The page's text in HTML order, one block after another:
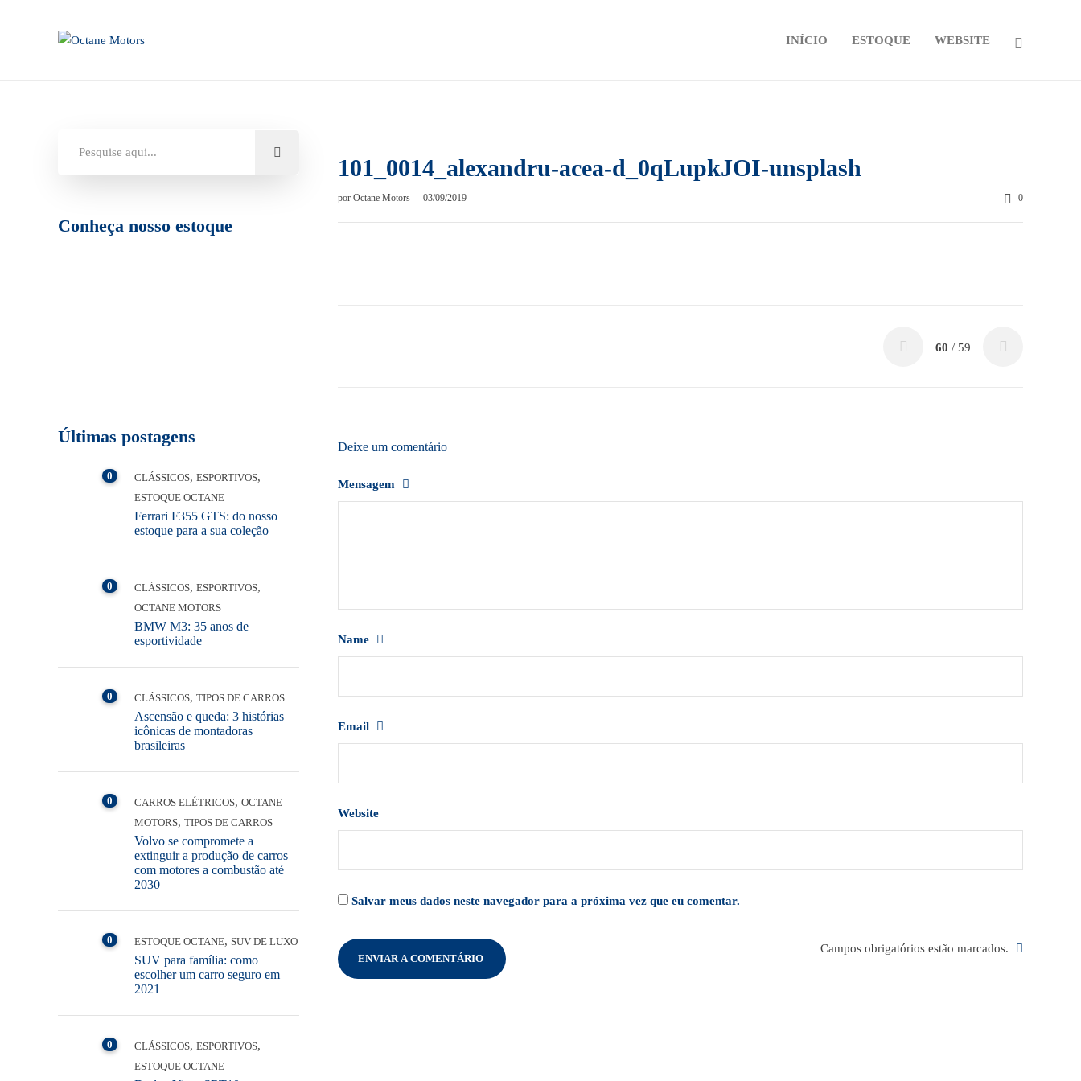
INÍCIO ESTOQUE WEBSITE
101_0014_alexandru-acea-d_0qLupkJOI-unsplash
por Octane Motors 03/09/2019 0
60 / 59
Deixe um comentário
Mensagem
Name
Email
Website
Salvar meus dados neste navegador para a próxima vez que eu comentar.
Campos obrigatórios estão marcados.
Conheça nosso estoque
Últimas postagens
0 CLÁSSICOS, ESPORTIVOS,
ESTOQUE OCTANE
Ferrari F355 GTS: do nosso
estoque para a sua coleção
0 CLÁSSICOS, ESPORTIVOS,
OCTANE MOTORS
BMW M3: 35 anos de
esportividade
0 CLÁSSICOS, TIPOS DE CARROS
Ascensão e queda: 3 histórias
icônicas de montadoras
brasileiras
0 CARROS ELÉTRICOS, OCTANE
MOTORS, TIPOS DE CARROS
Volvo se compromete a
extinguir a produção de carros
com motores a combustão até
2030
0 ESTOQUE OCTANE, SUV DE LUXO
SUV para família: como
escolher um carro seguro em
2021
0 CLÁSSICOS, ESPORTIVOS,
ESTOQUE OCTANE